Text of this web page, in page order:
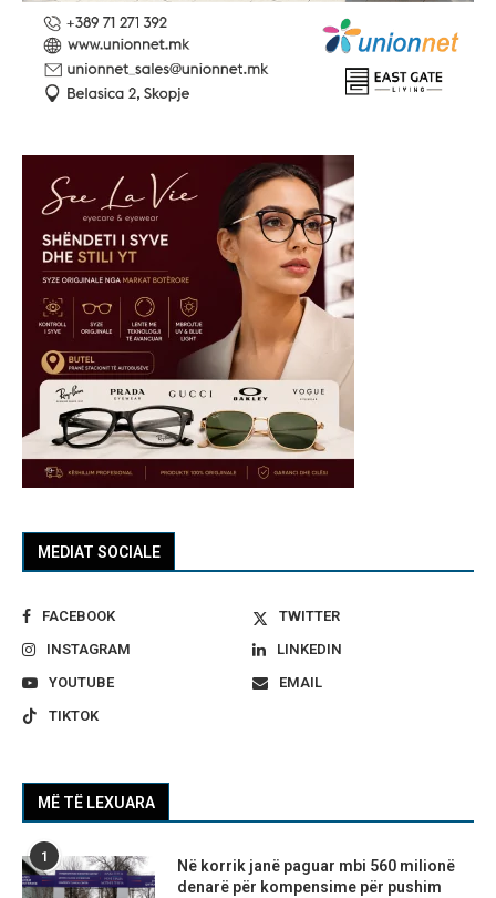
MEDIAT SOCIALE
FACEBOOK
TWITTER
INSTAGRAM
LINKEDIN
YOUTUBE
EMAIL
TIKTOK
MË TË LEXUARA
1
Në korrik janë paguar mbi 560 milionë
denarë për kompensime për pushim